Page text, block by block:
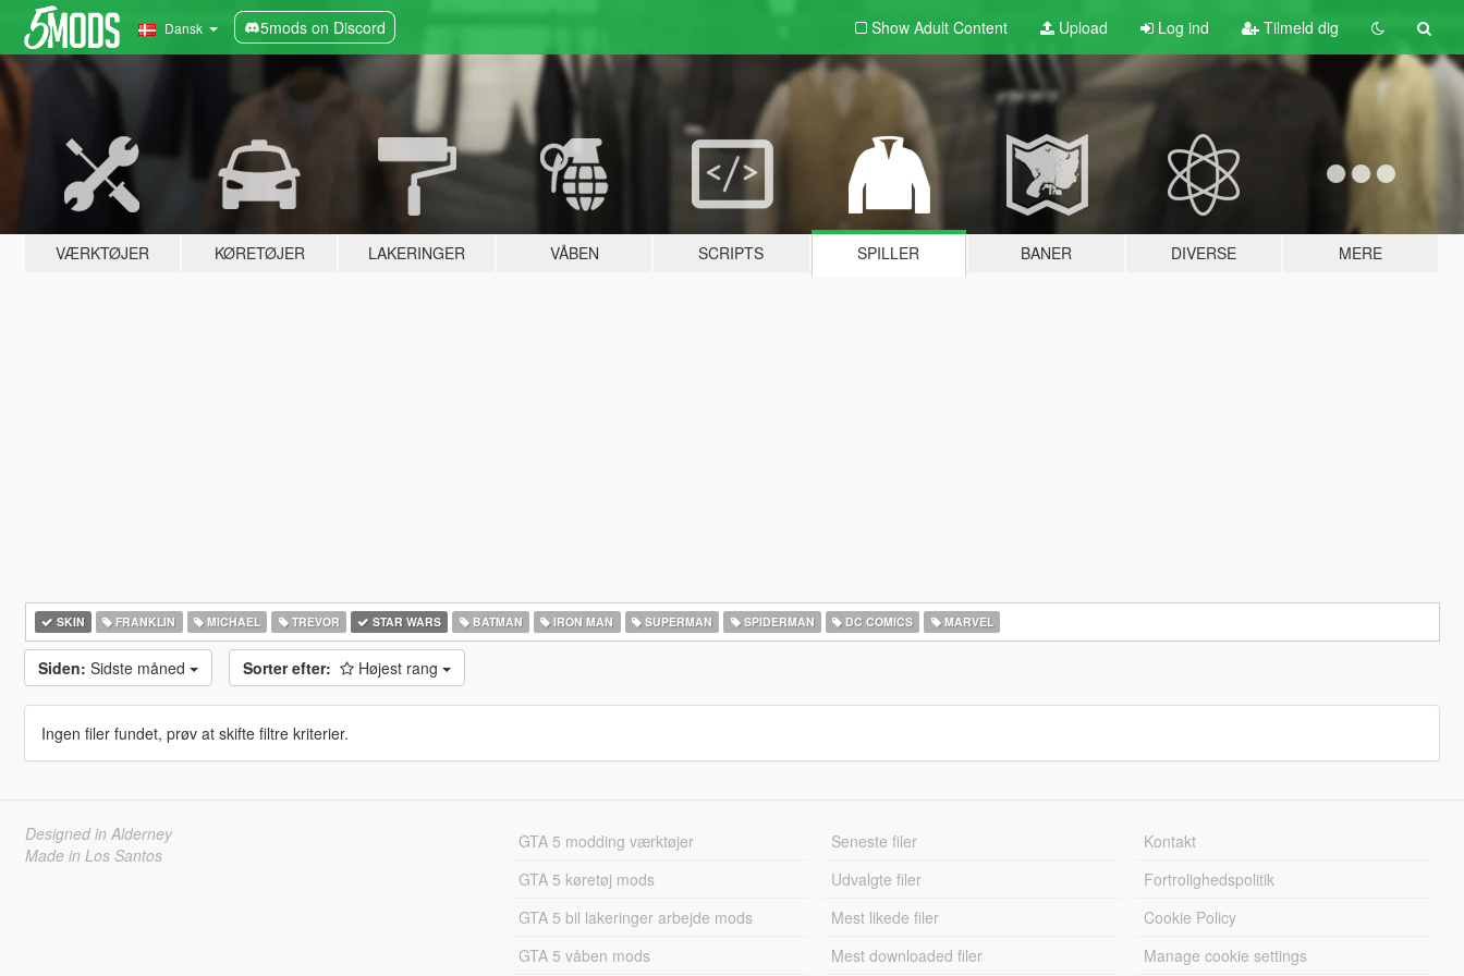
Dansk 5mods on Discord Show Adult Content Upload Log ind Tilmeld dig
VÆRKTØJER KØRETØJER LAKERINGER VÅBEN SCRIPTS SPILLER BANER DIVERSE MERE
SKIN FRANKLIN MICHAEL TREVOR STAR WARS BATMAN IRON MAN SUPERMAN SPIDERMAN DC COMICS MARVEL
Siden: Sidste måned Sorter efter: Højest rang
Ingen filer fundet, prøv at skifte filtre kriterier.
Designed in Alderney
Made in Los Santos
GTA 5 modding værktøjer
GTA 5 køretøj mods
GTA 5 bil lakeringer arbejde mods
GTA 5 våben mods
Seneste filer
Udvalgte filer
Mest likede filer
Mest downloaded filer
Kontakt
Fortrolighedspolitik
Cookie Policy
Manage cookie settings